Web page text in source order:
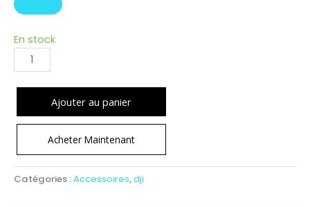
En stock
Acheter Maintenant
Ajouter au panier
Catégories :Accessoires,dji